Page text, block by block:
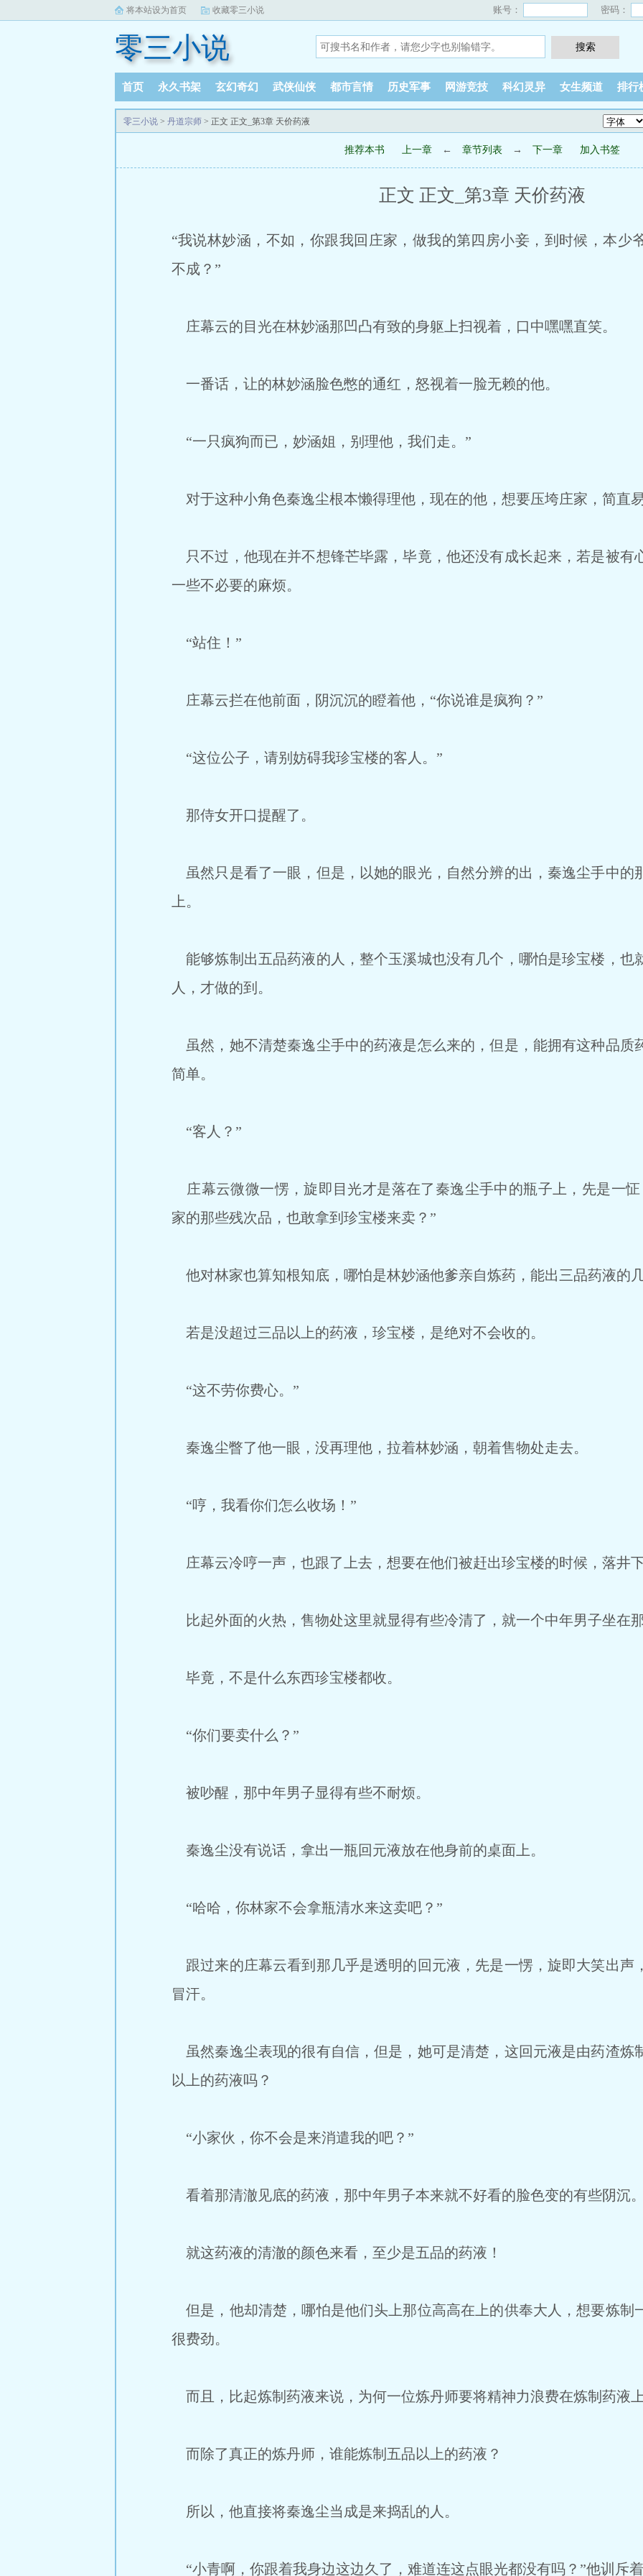
将本站设为首页 收藏零三小说 账号： 密码：
零三小说
首页 永久书架 玄幻奇幻 武侠仙侠 都市言情 历史军事 网游竞技 科幻灵异 女生频道 排行
零三小说 > 丹道宗师 > 正文 正文_第3章 天价药液
推荐本书 上一章 ← 章节列表 → 下一章 加入书签
正文 正文_第3章 天价药液
“我说林妙涵，不如，你跟我回庄家，做我的第四房小妾，到时候，本少
不成？”
庄幕云的目光在林妙涵那凹凸有致的身躯上扫视着，口中嘿嘿直笑。
一番话，让的林妙涵脸色憋的通红，怒视着一脸无赖的他。
“一只疯狗而已，妙涵姐，别理他，我们走。”
对于这种小角色秦逸尘根本懒得理他，现在的他，想要压垮庄家，简直
只不过，他现在并不想锋芒毕露，毕竟，他还没有成长起来，若是被有
一些不必要的麻烦。
“站住！”
庄幕云拦在他前面，阴沉沉的瞪着他，“你说谁是疯狗？”
“这位公子，请别妨碍我珍宝楼的客人。”
那侍女开口提醒了。
虽然只是看了一眼，但是，以她的眼光，自然分辨的出，秦逸尘手中的
上。
能够炼制出五品药液的人，整个玉溪城也没有几个，哪怕是珍宝楼，也
人，才做的到。
虽然，她不清楚秦逸尘手中的药液是怎么来的，但是，能拥有这种品质
简单。
“客人？”
庄幕云微微一愣，旋即目光才是落在了秦逸尘手中的瓶子上，先是一
家的那些残次品，也敢拿到珍宝楼来卖？”
他对林家也算知根知底，哪怕是林妙涵他爹亲自炼药，能出三品药液的
若是没超过三品以上的药液，珍宝楼，是绝对不会收的。
“这不劳你费心。”
秦逸尘瞥了他一眼，没再理他，拉着林妙涵，朝着售物处走去。
“哼，我看你们怎么收场！”
庄幕云冷哼一声，也跟了上去，想要在他们被赶出珍宝楼的时候，落井
比起外面的火热，售物处这里就显得有些冷清了，就一个中年男子坐在
毕竟，不是什么东西珍宝楼都收。
“你们要卖什么？”
被吵醒，那中年男子显得有些不耐烦。
秦逸尘没有说话，拿出一瓶回元液放在他身前的桌面上。
“哈哈，你林家不会拿瓶清水来这卖吧？”
跟过来的庄幕云看到那几乎是透明的回元液，先是一愣，旋即大笑出声
冒汗。
虽然秦逸尘表现的很有自信，但是，她可是清楚，这回元液是由药渣炼
以上的药液吗？
“小家伙，你不会是来消遣我的吧？”
看着那清澈见底的药液，那中年男子本来就不好看的脸色变的有些阴沉
就这药液的清澈的颜色来看，至少是五品的药液！
但是，他却清楚，哪怕是他们头上那位高高在上的供奉大人，想要炼制
很费劲。
而且，比起炼制药液来说，为何一位炼丹师要将精神力浪费在炼制药液
而除了真正的炼丹师，谁能炼制五品以上的药液？
所以，他直接将秦逸尘当成是来捣乱的人。
“小青啊，你跟着我身边这边久了，难道连这点眼光都没有吗？”他训斥